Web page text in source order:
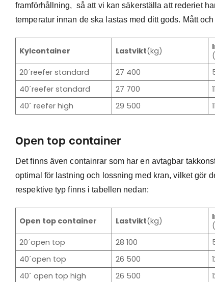
framförhållning, så att vi kan säkerställa att rederiet
temperatur innan de ska lastas med ditt gods. Mått
Kylcontainer Lastvikt(kg)
20´reefer standard
27 400
40´reefer standard
27 700
40´ reefer high
29 500
Open top container
Det finns även containrar som har en avtagbar
optimal för lastning och lossning med kran, vilket gör
respektive typ finns i tabellen nedan:
Open top container Lastvikt(kg)
20´open top
28 100
40´open top
26 500
40´ open top high
26 500